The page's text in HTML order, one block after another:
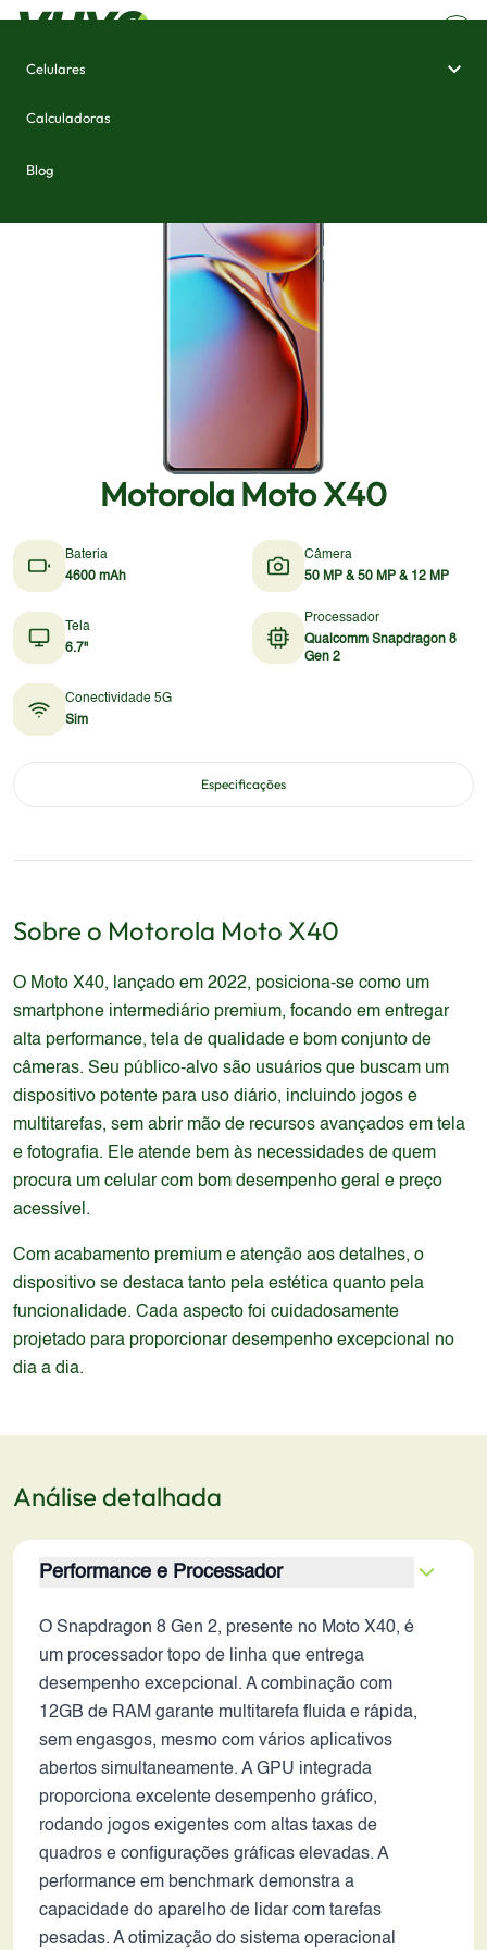
Celulares
Calculadoras
Blog
Motorola Moto X40
Bateria
4600 mAh
Câmera
50 MP & 50 MP & 12 MP
Tela
6.7"
Processador
Qualcomm Snapdragon 8
Gen 2
Conectividade 5G
Sim
Especificações
Sobre o Motorola Moto X40
O Moto X40, lançado em 2022, posiciona-se como um
smartphone intermediário premium, focando em entregar
alta performance, tela de qualidade e bom conjunto de
câmeras. Seu público-alvo são usuários que buscam um
dispositivo potente para uso diário, incluindo jogos e
multitarefas, sem abrir mão de recursos avançados em tela
e fotografia. Ele atende bem às necessidades de quem
procura um celular com bom desempenho geral e preço
acessível.
Com acabamento premium e atenção aos detalhes, o
dispositivo se destaca tanto pela estética quanto pela
funcionalidade. Cada aspecto foi cuidadosamente
projetado para proporcionar desempenho excepcional no
dia a dia.
Análise detalhada
Performance e Processador
O Snapdragon 8 Gen 2, presente no Moto X40, é
um processador topo de linha que entrega
desempenho excepcional. A combinação com
12GB de RAM garante multitarefa fluida e rápida,
sem engasgos, mesmo com vários aplicativos
abertos simultaneamente. A GPU integrada
proporciona excelente desempenho gráfico,
rodando jogos exigentes com altas taxas de
quadros e configurações gráficas elevadas. A
performance em benchmark demonstra a
capacidade do aparelho de lidar com tarefas
pesadas. A otimização do sistema operacional